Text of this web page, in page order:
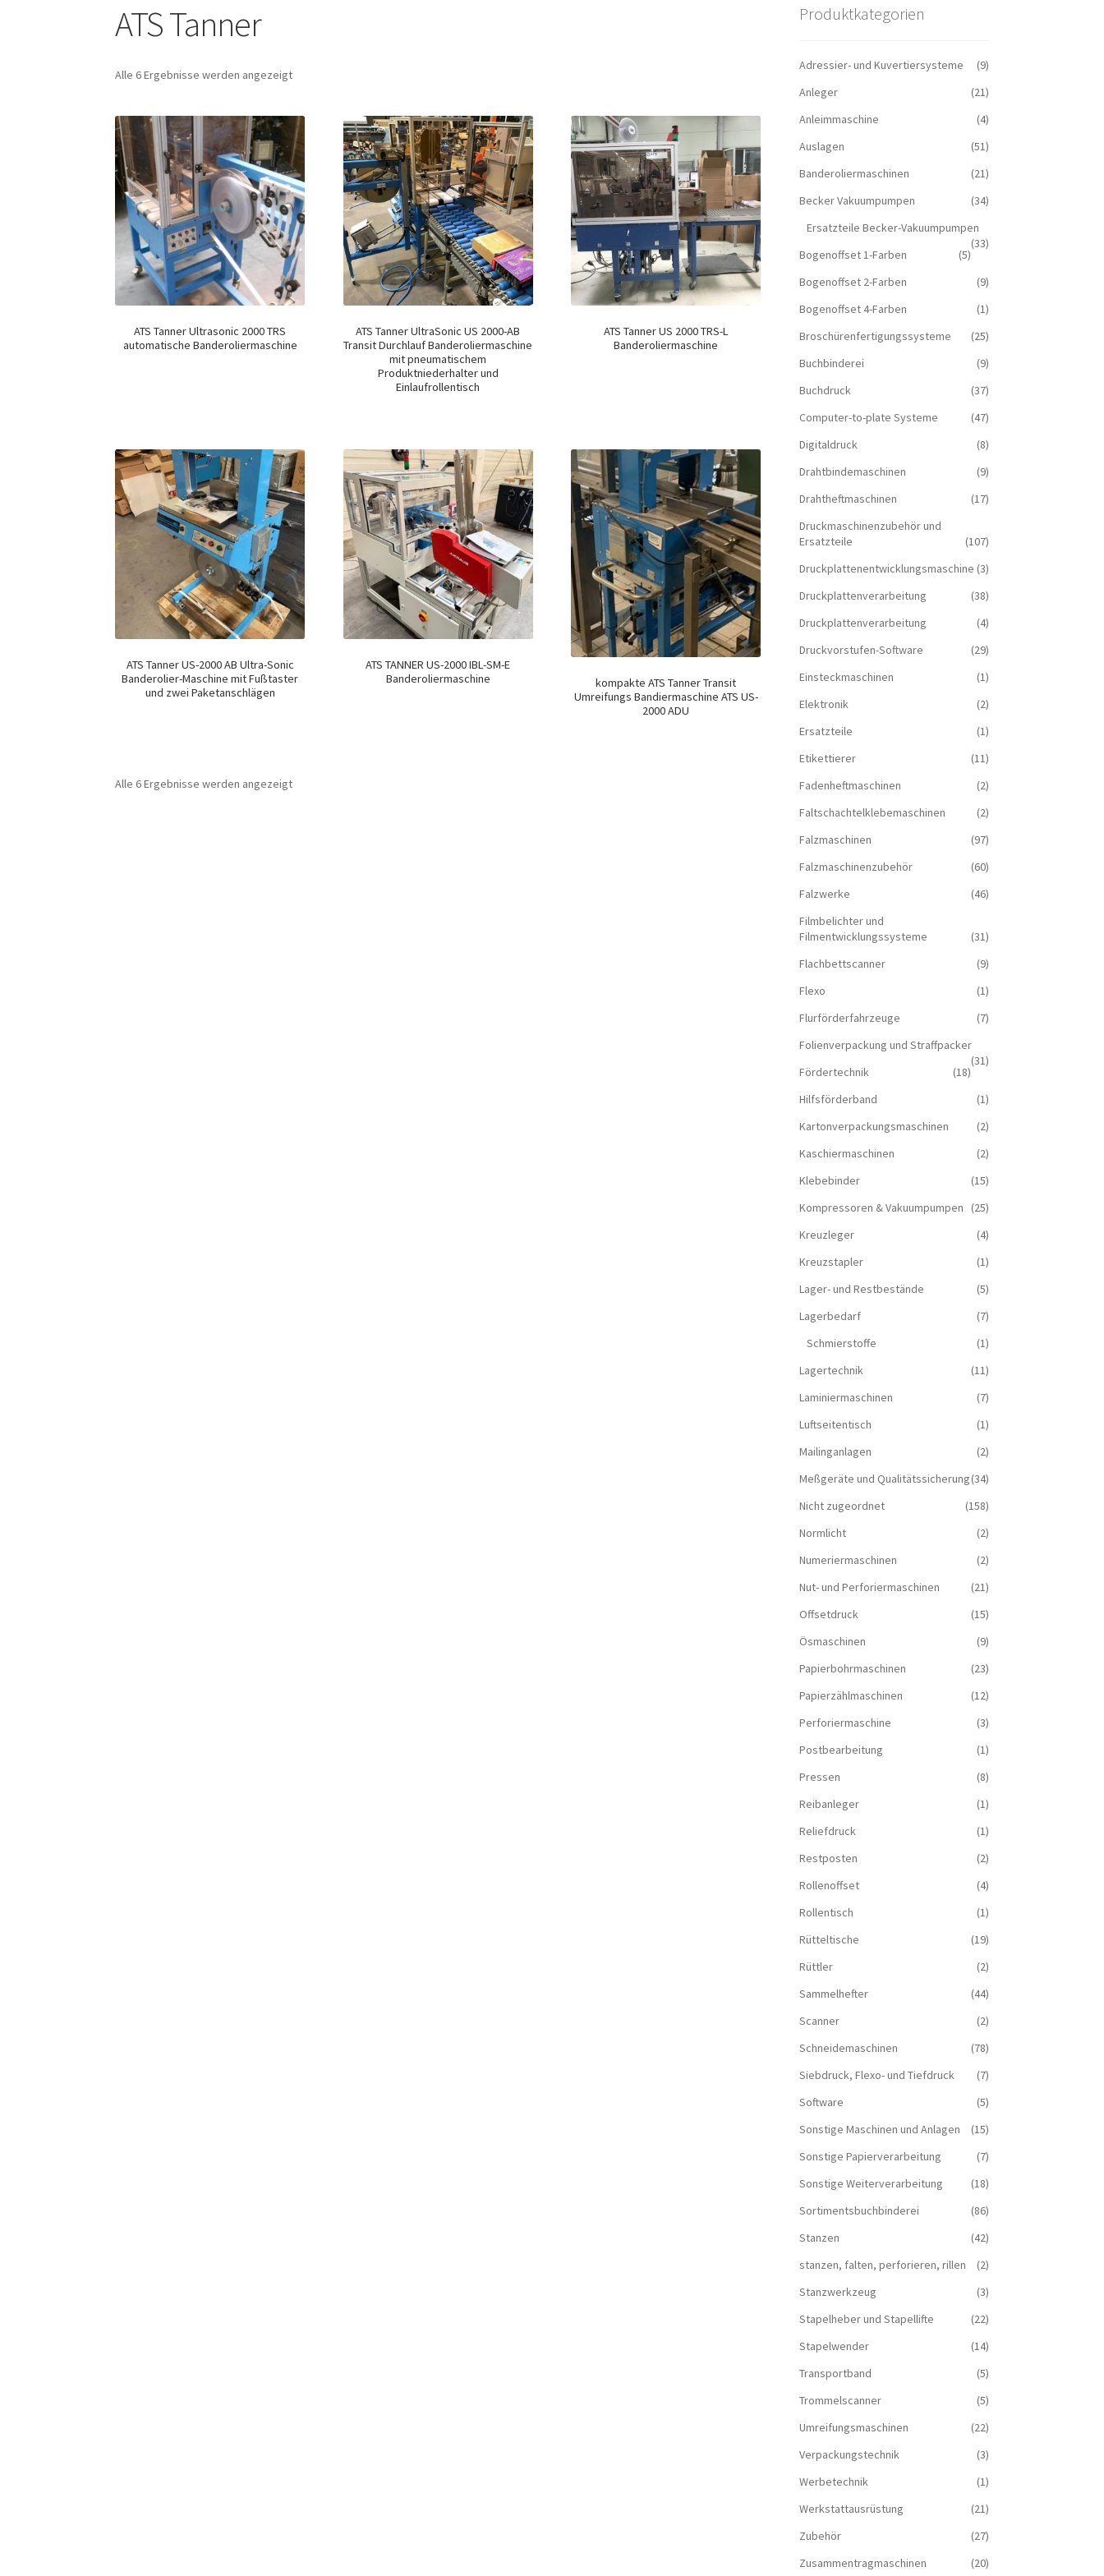
ATS Tanner
Alle 6 Ergebnisse werden angezeigt
ATS Tanner Ultrasonic 2000 TRS
automatische Banderoliermaschine
ATS Tanner UltraSonic US 2000-AB
Transit Durchlauf Banderoliermaschine
mit pneumatischem
Produktniederhalter und
Einlaufrollentisch
ATS Tanner US 2000 TRS-L
Banderoliermaschine
ATS Tanner US-2000 AB Ultra-Sonic
Banderolier-Maschine mit Fußtaster
und zwei Paketanschlägen
ATS TANNER US-2000 IBL-SM-E
Banderoliermaschine
kompakte ATS Tanner Transit
Umreifungs Bandiermaschine ATS US-
2000 ADU
Alle 6 Ergebnisse werden angezeigt
Produktkategorien
Adressier- und Kuvertiersysteme
(9)
Anleger
(21)
Anleimmaschine
(4)
Auslagen
(51)
Banderoliermaschinen
(21)
Becker Vakuumpumpen
(34)
Ersatzteile Becker-Vakuumpumpen
(33)
Bogenoffset 1-Farben
(5)
Bogenoffset 2-Farben
(9)
Bogenoffset 4-Farben
(1)
Broschürenfertigungssysteme
(25)
Buchbinderei
(9)
Buchdruck
(37)
Computer-to-plate Systeme
(47)
Digitaldruck
(8)
Drahtbindemaschinen
(9)
Drahtheftmaschinen
(17)
Druckmaschinenzubehör und
Ersatzteile
(107)
Druckplattenentwicklungsmaschine (3)
Druckplattenverarbeitung
(38)
Druckplattenverarbeitung
(4)
Druckvorstufen-Software
(29)
Einsteckmaschinen
(1)
Elektronik
(2)
Ersatzteile
(1)
Etikettierer
(11)
Fadenheftmaschinen
(2)
Faltschachtelklebemaschinen
(2)
Falzmaschinen
(97)
Falzmaschinenzubehör
(60)
Falzwerke
(46)
Filmbelichter und
Filmentwicklungssysteme
(31)
Flachbettscanner
(9)
Flexo
(1)
Flurförderfahrzeuge
(7)
Folienverpackung und Straffpacker
(31)
Fördertechnik
(18)
Hilfsförderband
(1)
Kartonverpackungsmaschinen
(2)
Kaschiermaschinen
(2)
Klebebinder
(15)
Kompressoren & Vakuum­pumpen
(25)
Kreuzleger
(4)
Kreuzstapler
(1)
Lager- und Restbestände
(5)
Lagerbedarf
(7)
Schmierstoffe
(1)
Lagertechnik
(11)
Laminiermaschinen
(7)
Luftseitentisch
(1)
Mailinganlagen
(2)
Meßgeräte und Qualitätssicherung(34)
Nicht zugeordnet
(158)
Normlicht
(2)
Numeriermaschinen
(2)
Nut- und Perforiermaschinen
(21)
Offsetdruck
(15)
Ösmaschinen
(9)
Papierbohrmaschinen
(23)
Papierzählmaschinen
(12)
Perforiermaschine
(3)
Postbearbeitung
(1)
Pressen
(8)
Reibanleger
(1)
Reliefdruck
(1)
Restposten
(2)
Rollenoffset
(4)
Rollentisch
(1)
Rütteltische
(19)
Rüttler
(2)
Sammelhefter
(44)
Scanner
(2)
Schneidemaschinen
(78)
Siebdruck, Flexo- und Tiefdruck
(7)
Software
(5)
Sonstige Maschinen und Anlagen
(15)
Sonstige Papierverarbeitung
(7)
Sonstige Weiterverarbeitung
(18)
Sortimentsbuchbinderei
(86)
Stanzen
(42)
stanzen, falten, perforieren, rillen
(2)
Stanzwerkzeug
(3)
Stapelheber und Stapellifte
(22)
Stapelwender
(14)
Transportband
(5)
Trommelscanner
(5)
Umreifungsmaschinen
(22)
Verpackungstechnik
(3)
Werbetechnik
(1)
Werkstattausrüstung
(21)
Zubehör
(27)
Zusammentragmaschinen
(20)